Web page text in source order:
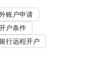
账户申请
户条件
行远程开户